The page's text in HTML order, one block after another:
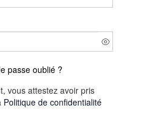
passe oublié ?
vous attestez avoir pris
Politique de confidentialité